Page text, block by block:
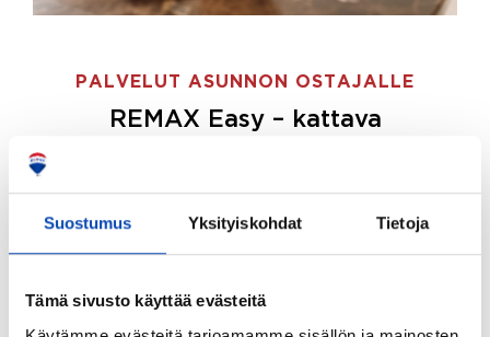
Suostumus Yksityiskohdat Tietoja
Tämä sivusto käyttää evästeitä
PALVELUT ASUNNON OSTAJALLE
REMAX Easy – kattava
ostajille.
Tee ostotoimeksianto ja etsimme juuri